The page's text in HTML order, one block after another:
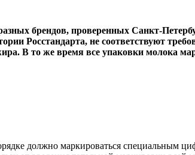
брендов, проверенных Санкт-
Росстандарта, не соответствуют
В то же время все упаковки молока
должно маркироваться специальным